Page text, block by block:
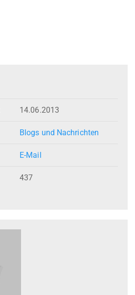
14.06.2013
Blogs und Nachrichten
E-Mail
437